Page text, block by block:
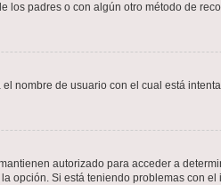
padres o con algún otro método de
nombre de usuario con el cual está
autorizado para acceder a
Si está teniendo problemas con